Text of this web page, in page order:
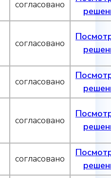
согласовано
согласовано
согласовано
согласовано
согласовано